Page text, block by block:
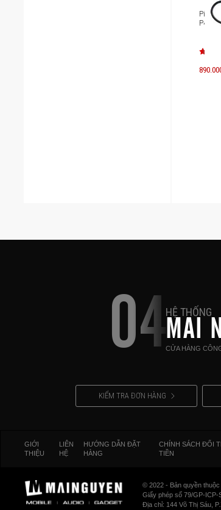
Pin dự
P4
04HỆ THỐNG
MAI
CỬA HÀNG
KIỂM TRA ĐƠN HÀNG
GIỚI
THIỆU
LIÊN
HỆ
HƯỚNG DẪN ĐẶT
HÀNG
CHÍNH SÁCH ĐỔI
TIỀN
© 2022 - Bản quyền
Giấy phép số 79/GP-
Địa chỉ: 144 Võ Thị Sáu,